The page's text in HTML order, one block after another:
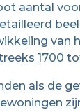
aantal
van
1700
als de